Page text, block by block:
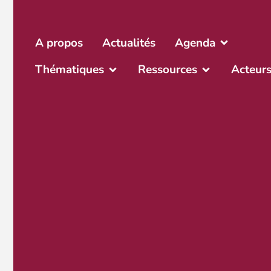
A propos Actualités
Agenda
Thématiques
Ressources Acteurs